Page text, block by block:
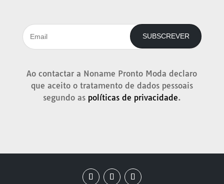
SUBSCREVER
Ao contactar a Noname Pronto Moda declaro
que aceito o tratamento de dados pessoais
segundo as políticas de privacidade.